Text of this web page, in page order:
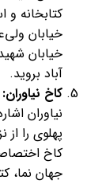
کتابخانه و
خیابان
خیابان
آباد بروید.
کاخ نیاوران:
نیاوران
پهلوی را
کاخ
جهان نما،